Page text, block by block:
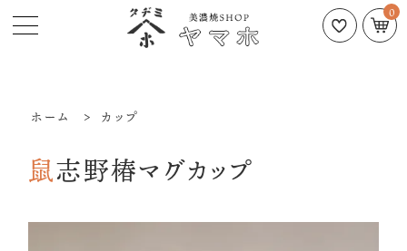
0
ホーム > カップ
鼠志野椿マグカップ